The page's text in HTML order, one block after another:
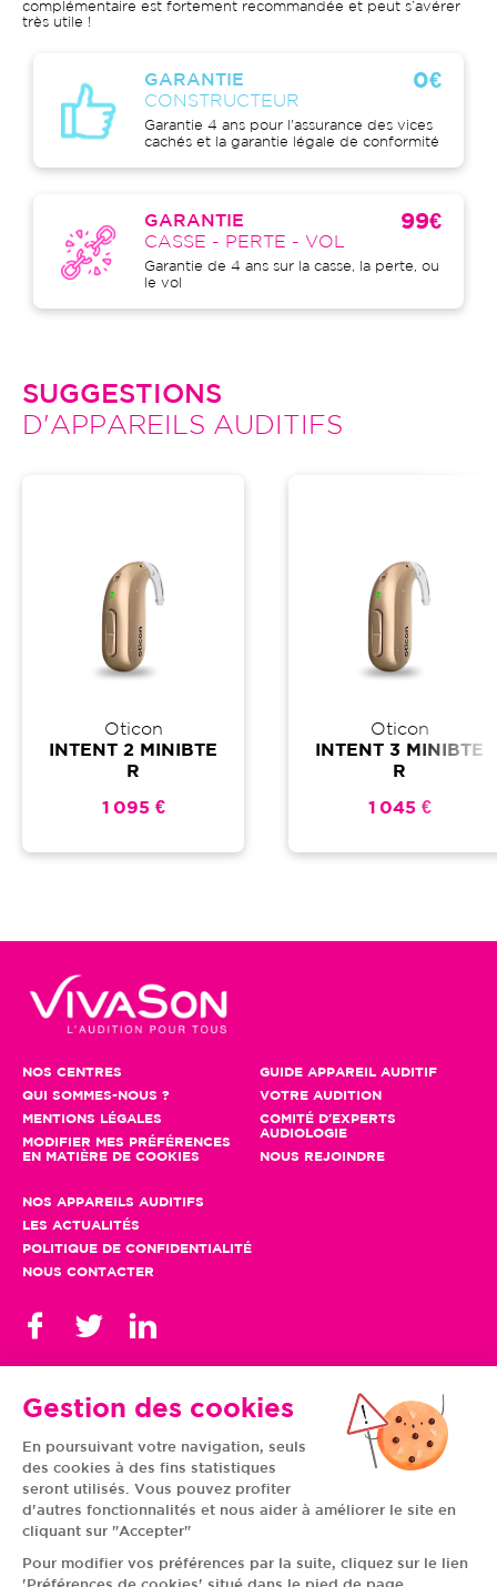
Gestion des cookies
En poursuivant votre navigation, seuls
des cookies à des fins statistiques
seront utilisés. Vous pouvez profiter
d'autres fonctionnalités et nous aider à améliorer le site en
cliquant sur "Accepter"
Pour modifier vos préférences par la suite, cliquez sur le lien
complémentaire est fortement recommandée et peut s’avérer
très utile !
GARANTIE
CONSTRUCTEUR
0€
Garantie 4 ans pour l'assurance des vices
cachés et la garantie légale de conformité
GARANTIE
CASSE - PERTE - VOL
99€
Garantie de 4 ans sur la casse, la perte, ou
le vol
SUGGESTIONS
D'APPAREILS AUDITIFS
Oticon
INTENT 2 MINIBTE
R
1 095 €
Oticon
INTENT 3 MINIBTE
R
1 045 €
NOS CENTRES
QUI SOMMES-NOUS ?
MENTIONS LÉGALES
MODIFIER MES PRÉFÉRENCES
EN MATIÈRE DE COOKIES
GUIDE APPAREIL AUDITIF
VOTRE AUDITION
COMITÉ D'EXPERTS
AUDIOLOGIE
NOUS REJOINDRE
NOS APPAREILS AUDITIFS
LES ACTUALITÉS
POLITIQUE DE CONFIDENTIALITÉ
NOUS CONTACTER
TOUS NOS CENTRES
AUVERGNE-RHÔNE-
ALPES
FRANCHE-COMTÉ
BRETAGNE
CENTRE-VAL DE LOIRE
GRAND EST
ÎLE-DE-FRANCE
NORMANDIE
PAYS DE LA LOIRE
PROVENCE-ALPES-